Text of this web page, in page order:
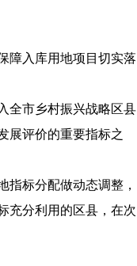
障入库用地项目切实落
全市乡村振兴战略区县
展评价的重要指标之
指标分配做动态调整，
充分利用的区县，在次